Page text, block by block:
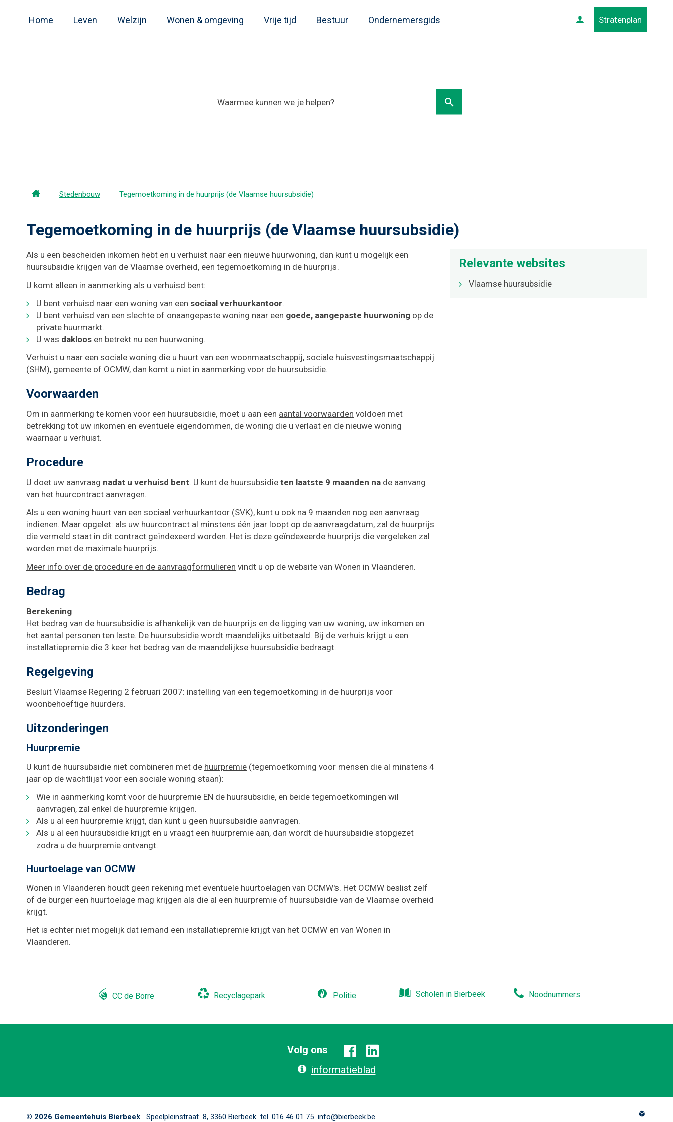
Naar
Home Leven Welzijn Wonen & omgeving Vrije tijd Bestuur Ondernemersgids
Stratenplan
Profiel
HomeStedenbouw Tegemoetkoming in de huurprijs (de Vlaamse huursubsidie)
Tegemoetkoming in de huurprijs (de Vlaamse huursubsidie)
Als u een bescheiden inkomen hebt en u verhuist naar een nieuwe huurwoning, dan kunt u mogelijk een
huursubsidie krijgen van de Vlaamse overheid, een tegemoetkoming in de huurprijs.
U komt alleen in aanmerking als u verhuisd bent:
U bent verhuisd naar een woning van een sociaal verhuurkantoor.
U bent verhuisd van een slechte of onaangepaste woning naar een goede, aangepaste huurwoning op de
private huurmarkt.
U was dakloos en betrekt nu een huurwoning.
Verhuist u naar een sociale woning die u huurt van een woonmaatschappij, sociale huisvestingsmaatschappij
(SHM), gemeente of OCMW, dan komt u niet in aanmerking voor de huursubsidie.
Voorwaarden
Om in aanmerking te komen voor een huursubsidie, moet u aan een aantal voorwaarden voldoen met
betrekking tot uw inkomen en eventuele eigendommen, de woning die u verlaat en de nieuwe woning
waarnaar u verhuist.
Procedure
U doet uw aanvraag nadat u verhuisd bent. U kunt de huursubsidie ten laatste 9 maanden na de aanvang
van het huurcontract aanvragen.
Als u een woning huurt van een sociaal verhuurkantoor (SVK), kunt u ook na 9 maanden nog een aanvraag
indienen. Maar opgelet: als uw huurcontract al minstens één jaar loopt op de aanvraagdatum, zal de huurprijs
die vermeld staat in dit contract geïndexeerd worden. Het is deze geïndexeerde huurprijs die vergeleken zal
worden met de maximale huurprijs.
Meer info over de procedure en de aanvraagformulieren vindt u op de website van Wonen in Vlaanderen.
Bedrag
Berekening
Het bedrag van de huursubsidie is afhankelijk van de huurprijs en de ligging van uw woning, uw inkomen en
het aantal personen ten laste. De huursubsidie wordt maandelijks uitbetaald. Bij de verhuis krijgt u een
installatiepremie die 3 keer het bedrag van de maandelijkse huursubsidie bedraagt.
Regelgeving
Besluit Vlaamse Regering 2 februari 2007: instelling van een tegemoetkoming in de huurprijs voor
woonbehoeftige huurders.
Uitzonderingen
Huurpremie
U kunt de huursubsidie niet combineren met de huurpremie (tegemoetkoming voor mensen die al minstens 4
jaar op de wachtlijst voor een sociale woning staan):
Wie in aanmerking komt voor de huurpremie EN de huursubsidie, en beide tegemoetkomingen wil
aanvragen, zal enkel de huurpremie krijgen.
Als u al een huurpremie krijgt, dan kunt u geen huursubsidie aanvragen.
Als u al een huursubsidie krijgt en u vraagt een huurpremie aan, dan wordt de huursubsidie stopgezet
zodra u de huurpremie ontvangt.
Huurtoelage van OCMW
Wonen in Vlaanderen houdt geen rekening met eventuele huurtoelagen van OCMW's. Het OCMW beslist zelf
of de burger een huurtoelage mag krijgen als die al een huurpremie of huursubsidie van de Vlaamse overheid
krijgt.
Het is echter niet mogelijk dat iemand een installatiepremie krijgt van het OCMW en van Wonen in
Vlaanderen.
Relevante websites
Vlaamse huursubsidie
CC de Borre Recyclagepark Politie Scholen in Bierbeek Noodnummers
Volg ons FacebookLinkedin
informatieblad
© 2026 Gemeentehuis Bierbeek Adres
Speelpleinstraat 8, ,3360 Bierbeek tel. 016 46 01 75 E-
info@bierbeek.be